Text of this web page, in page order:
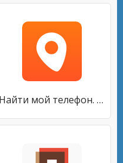
Найти мой телефон. Семейный GPS трекер Familo